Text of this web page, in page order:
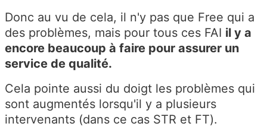
Donc au vu de cela, il n'y pas que Free qui a
des problèmes, mais pour tous ces FAI il y a
encore beaucoup à faire pour assurer un
service de qualité.
Cela pointe aussi du doigt les problèmes qui
sont augmentés lorsqu'il y a plusieurs
intervenants (dans ce cas STR et FT).